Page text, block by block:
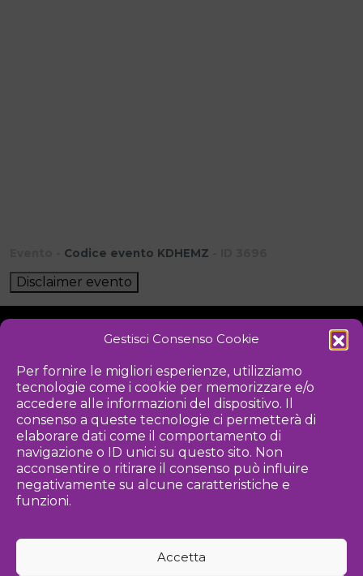
Gestisci Consenso Cookie
Per fornire le migliori esperienze, utilizziamo
tecnologie come i cookie per memorizzare e/o
accedere alle informazioni del dispositivo. Il
consenso a queste tecnologie ci permetterà di
elaborare dati come il comportamento di
navigazione o ID unici su questo sito. Non
acconsentire o ritirare il consenso può influire
negativamente su alcune caratteristiche e
funzioni.
Accetta
Codice evento KDHEMZ
Disclaimer evento
PRIVACY POLICY
Iniziativa
Associazione culturale per la promozione delle arti visive